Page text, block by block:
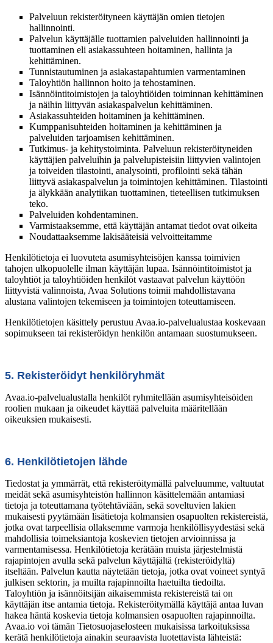
Palveluun rekisteröityneen käyttäjän omien tietojen
hallinnointi.
Palvelun käyttäjälle tuottamien palveluiden hallinnointi ja
tuottaminen eli asiakassuhteen hoitaminen, hallinta ja
kehittäminen.
Tunnistautuminen ja asiakastapahtumien varmentaminen
Taloyhtiön hallinnon hoito ja tehostaminen.
Isännöintitoimistojen ja taloyhtiöiden toiminnan kehittäminen
ja näihin liittyvän asiakaspalvelun kehittäminen.
Asiakassuhteiden hoitaminen ja kehittäminen.
Kumppanisuhteiden hoitaminen ja kehittäminen ja
palveluiden tarjoamisen kehittäminen.
Tutkimus- ja kehitystoiminta. Palveluun rekisteröityneiden
käyttäjien palveluihin ja palvelupisteisiin liittyvien valintojen
ja toiveiden tilastointi, analysointi, profilointi sekä tähän
liittyvä asiakaspalvelun ja toimintojen kehittäminen. Tilastointi
ja älykkään analytiikan tuottaminen, tieteellisen tutkimuksen
teko.
Palveluiden kohdentaminen.
Varmistaaksemme, että käyttäjän antamat tiedot ovat oikeita
Noudattaaksemme lakisääteisiä velvoitteitamme
Henkilötietoja ei luovuteta asumisyhteisöjen kanssa toimivien
tahojen ulkopuolelle ilman käyttäjän lupaa. Isännöintitoimistot ja
taloyhtiöt ja taloyhtiöiden henkilöt vastaavat palvelun käyttöön
liittyvistä valinnoista, Avaa Solutions toimii mahdollistavana
alustana valintojen tekemiseen ja toimintojen toteuttamiseen.
Henkilötietojen käsittely perustuu Avaa.io-palvelualustaa koskevaan
sopimukseen tai rekisteröidyn henkilön antamaan suostumukseen.
5. Rekisteröidyt henkilöryhmät
Avaa.io-palvelualustalla henkilöt ryhmitellään asumisyhteisöiden
roolien mukaan ja oikeudet käyttää palveluita määritellään
oikeuksien mukaisesti.
6. Henkilötietojen lähde
Tiedostat ja ymmärrät, että rekisteröitymällä palveluumme, valtuutat
meidät sekä asumisyhteistön hallinnon käsittelemään antamiasi
tietoja ja toteuttamana työtehtäviään, sekä soveltuvien lakien
mukaisesti pyytämään lisätietoja kolmansien osapuolten rekistereistä,
jotka ovat tarpeellisia ollaksemme varmoja henkilöllisyydestäsi sekä
mahdollisia toimeksiantoja koskevien tietojen arvioinnissa ja
varmentamisessa. Henkilötietoja kerätään muista järjestelmistä
rajapintojen avulla sekä palvelun käyttäjältä (rekisteröidyltä)
itseltään. Palvelun kautta näytetään tietoja, jotka ovat voineet syntyä
julkisen sektorin, ja muilta rajapinnoilta haetuilta tiedoilta.
Taloyhtiön ja isännöitsijän aikaisemmista rekistereistä tai on
käyttäjän itse antamia tietoja. Rekisteröitymällä käyttäjä antaa luvan
hakea häntä koskevia tietoja kolmansien osapuolten rajapinnoilta.
Avaa.io voi tämän Tietosuojaselosteen mukaisissa tarkoituksissa
kerätä henkilötietoja ainakin seuraavista luotettavista lähteistä: